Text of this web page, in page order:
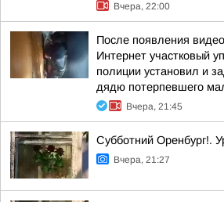
Вчера, 22:00
После появления
Интернет участковый
полиции установил и
дядю потерпевшего
Вчера, 21:45
Субботний Оренбург!.
Вчера, 21:27